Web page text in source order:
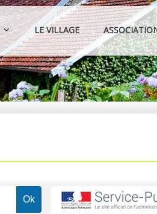
LE VILLAGE